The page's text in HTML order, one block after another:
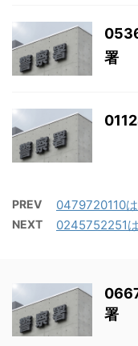
署
PREV 0479720110
NEXT 0245752251
署